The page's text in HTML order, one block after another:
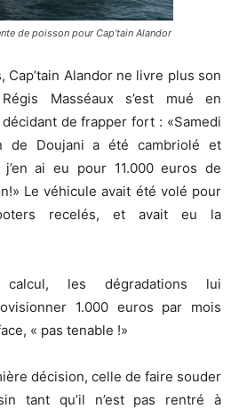
de poisson pour Cap’tain Alandor
Alandor ne livre plus son
Masséaux s’est mué en
de frapper fort : «Samedi
de Doujani a été cambriolé et
ai eu pour 11.000 euros de
Le véhicule avait été volé pour
recelés, et avait eu la
les dégradations lui
1.000 euros par mois
« pas tenable !»
décision, celle de faire souder
tant qu’il n’est pas rentré à